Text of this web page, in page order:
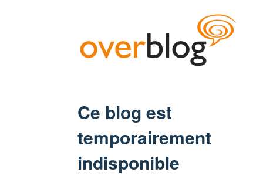
Ce blog est
temporairement
indisponible